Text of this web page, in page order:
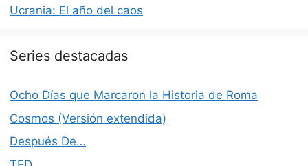
Ucrania: El año del caos
Series destacadas
Ocho Días que Marcaron la Historia de Roma
Cosmos (Versión extendida)
Después De…